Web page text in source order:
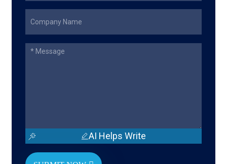
AI Helps Write